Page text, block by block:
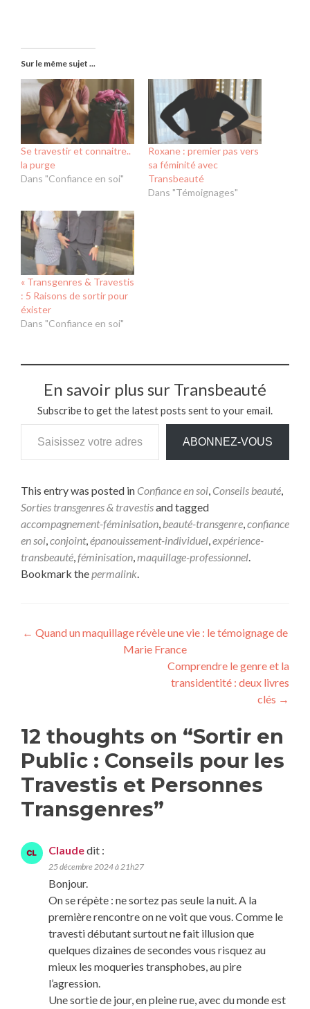
Sur le même sujet ...
Se travestir et connaitre..
la purge
Dans "Confiance en soi"
Roxane : premier pas vers
sa féminité avec
Transbeauté
Dans "Témoignages"
« Transgenres & Travestis
: 5 Raisons de sortir pour
éxister
Dans "Confiance en soi"
En savoir plus sur Transbeauté
Subscribe to get the latest posts sent to your email.
ABONNEZ-VOUS
This entry was posted in Confiance en soi, Conseils beauté,
Sorties transgenres & travestisand tagged
accompagnement-féminisation, beauté-transgenre,confiance
en soi,conjoint,épanouissement-individuel,expérience-
transbeauté,féminisation,maquillage-professionnel.
Bookmark thepermalink.
← Quand un maquillage révèle une vie : le témoignage de
Marie France
Comprendre le genre et la
transidentité : deux livres
clés →
12 thoughts on “Sortir en
Public : Conseils pour les
Travestis et Personnes
Transgenres”
Claudedit :
25 décembre 2024 à 21h27
Bonjour.
On se répète : ne sortez pas seule la nuit. A la
première rencontre on ne voit que vous. Comme le
travesti débutant surtout ne fait illusion que
quelques dizaines de secondes vous risquez au
mieux les moqueries transphobes, au pire
l’agression.
Une sortie de jour, en pleine rue, avec du monde est